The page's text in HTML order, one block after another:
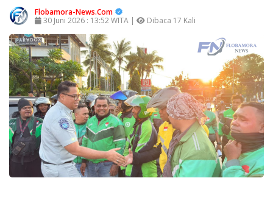
Flobamora-News.Com
30 Juni 2026 : 13:52 WITA |
Dibaca 17 Kali